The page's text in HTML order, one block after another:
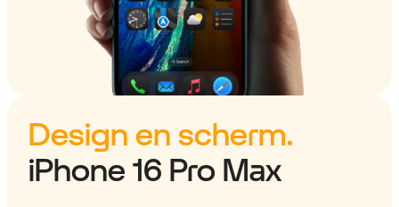
Design en scherm.
iPhone 16 Pro Max